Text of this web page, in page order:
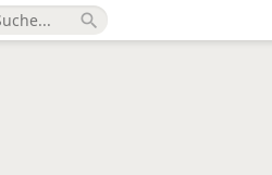
search